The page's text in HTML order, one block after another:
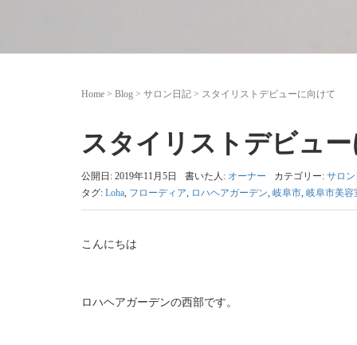
Home > Blog > サロン日記 > スタイリストデビューに向けて
スタイリストデビュ
公開日: 2019年11月5日 書いた人: オーナー カテゴリー: サロ
タグ: Loha, フローディア, ロハヘアガーデン, 岐阜市, 岐阜市美容
こんにちは
ロハヘアガーデンの西部です。